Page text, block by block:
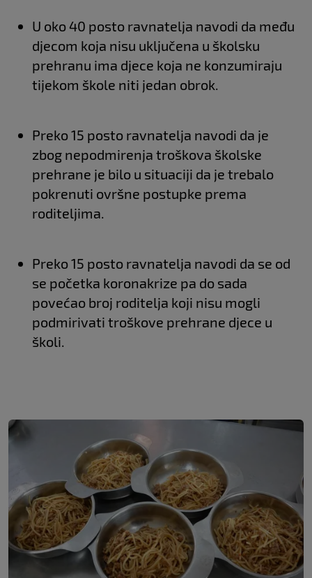
U oko 40 posto ravnatelja navodi da među
djecom koja nisu uključena u školsku
prehranu ima djece koja ne konzumiraju
tijekom škole niti jedan obrok.
Preko 15 posto ravnatelja navodi da je
zbog nepodmirenja troškova školske
prehrane je bilo u situaciji da je trebalo
pokrenuti ovršne postupke prema
roditeljima.
Preko 15 posto ravnatelja navodi da se od
se početka koronakrize pa do sada
povećao broj roditelja koji nisu mogli
podmirivati troškove prehrane djece u
školi.